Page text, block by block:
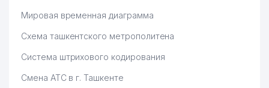
Мировая временная диаграмма
Схема ташкентского метрополитена
Система штрихового кодирования
Смена АТС в г. Ташкенте